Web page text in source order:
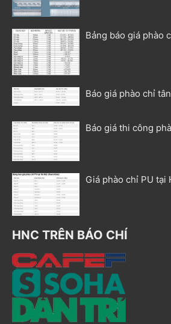
Bảng báo giá phào
Báo giá phào chỉ
Báo giá thi công
Giá phào chỉ PU tại
HNC TRÊN BÁO CHÍ